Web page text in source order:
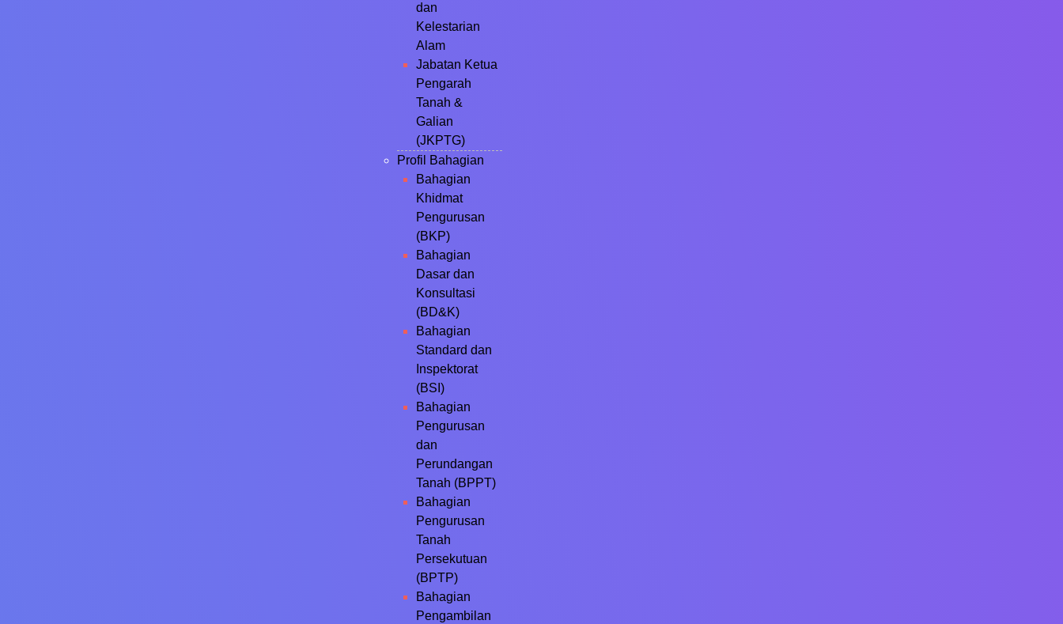
dan
Kelestarian
Alam
Jabatan Ketua
Pengarah
Tanah &
Galian
(JKPTG)
Profil Bahagian
Bahagian
Khidmat
Pengurusan
(BKP)
Bahagian
Dasar dan
Konsultasi
(BD&K)
Bahagian
Standard dan
Inspektorat
(BSI)
Bahagian
Pengurusan
dan
Perundangan
Tanah (BPPT)
Bahagian
Pengurusan
Tanah
Persekutuan
(BPTP)
Bahagian
Pengambilan